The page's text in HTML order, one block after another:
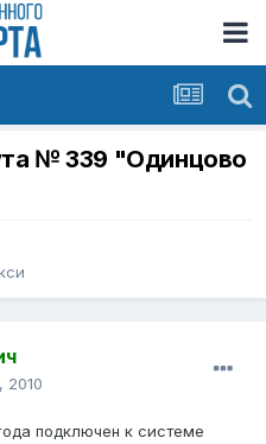
№ 339 "Одинцово
2010
подключен к системе